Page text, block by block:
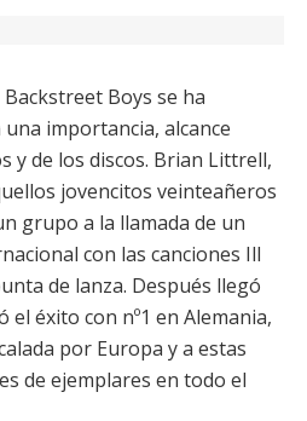
Boys se ha
importancia, alcance
y de los discos. Brian Littrell,
jovencitos veinteañeros
grupo a la llamada de un
con las canciones Ill
de lanza. Después llegó
éxito con nº1 en Alemania,
por Europa y a estas
de ejemplares en todo el